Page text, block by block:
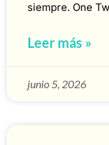
siempre. One
Leer más »
junio 5, 2026